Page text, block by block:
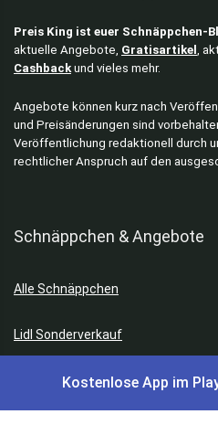
Preis King ist euer Schnäppchen-
aktuelle Angebote, Gratisartikel ,
Cashback und vieles mehr.
Angebote können kurz nach
und Preisänderungen sind
Veröffentlichung redaktionell durch
rechtlicher Anspruch auf den
Schnäppchen & Angebote
Alle Schnäppchen
Lidl Sonderverkauf
Amazon Spar-Abo
Kostenlose App im